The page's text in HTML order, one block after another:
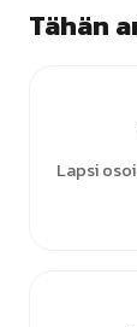
Tähän
Lapsi